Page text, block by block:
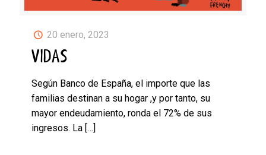
20 enero, 2023
VIDAS
Según Banco de España, el importe que las
familias destinan a su hogar ,y por tanto, su
mayor endeudamiento, ronda el 72% de sus
ingresos. La […]